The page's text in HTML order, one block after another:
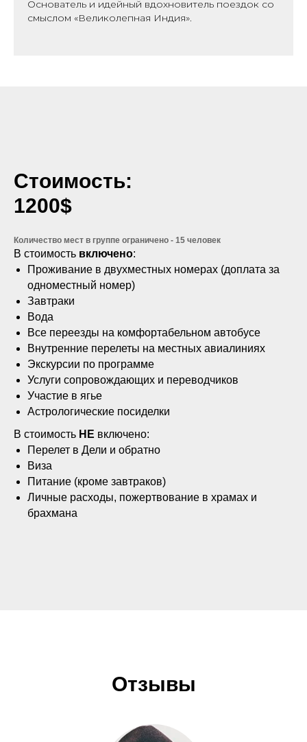
Основатель и идейный вдохновитель поездок со
смыслом «Великолепная Индия».
Стоимость:
1200$
Количество мест в группе ограничено - 15 человек
В стоимость включено:
Проживание в двухместных номерах (доплата за
одноместный номер)
Завтраки
Вода
Все переезды на комфортабельном автобусе
Внутренние перелеты на местных авиалиниях
Экскурсии по программе
Услуги сопровождающих и переводчиков
Участие в ягье
Астрологические посиделки
В стоимость НЕ включено:
Перелет в Дели и обратно
Виза
Питание (кроме завтраков)
Личные расходы, пожертвование в храмах и
брахмана
Отзывы